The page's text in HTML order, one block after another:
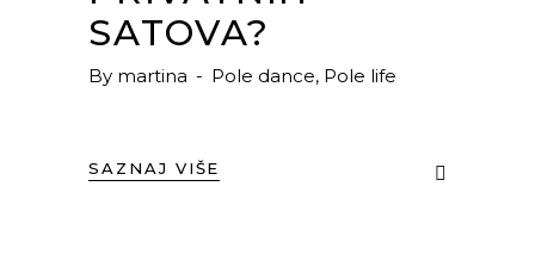
SATOVA?
By martina Pole dance, Pole life
SAZNAJ VIŠE